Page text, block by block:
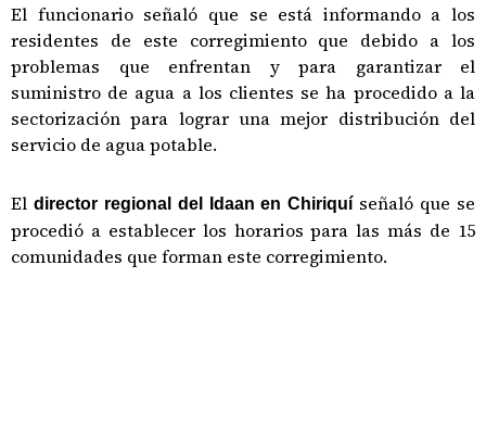
El funcionario señaló que se está informando a los
residentes de este corregimiento que debido a los
problemas que enfrentan y para garantizar el
suministro de agua a los clientes se ha procedido a la
sectorización para lograr una mejor distribución del
servicio de agua potable.
El director regional del Idaan en Chiriquí señaló que se
procedió a establecer los horarios para las más de 15
comunidades que forman este corregimiento.